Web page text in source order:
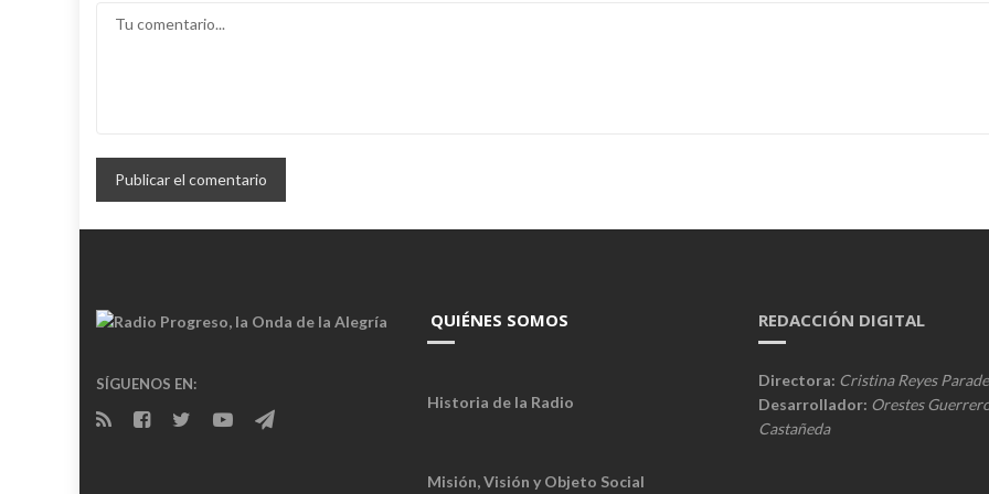
SÍGUENOS EN:
QUIÉNES SOMOS
Historia de la Radio
Misión, Visión y Objeto Social
REDACCIÓN DIGITAL
Directora: Cristina Reyes
Desarrollador: Orestes
Castañeda